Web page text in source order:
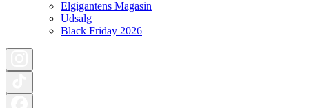
Elgigantens Magasin
Udsalg
Black Friday 2026